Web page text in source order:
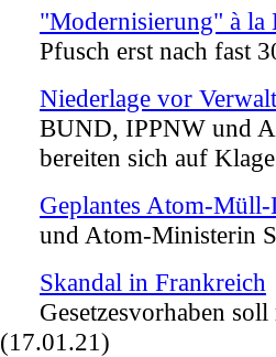
"Modernisierung" à la
Pfusch erst nach fast
Niederlage vor
BUND, IPPNW und
bereiten sich auf
Geplantes Atom-Müll-
und Atom-Ministerin
Skandal in Frankreich
Gesetzesvorhaben soll
(17.01.21)